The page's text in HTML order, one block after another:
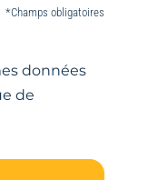
*Champs obligatoires
données
de